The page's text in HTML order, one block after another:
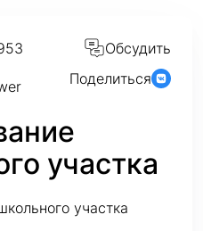
Обсудить
Поделиться
участка